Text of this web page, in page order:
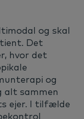
og skal
Det
hvor det
og
alt sammen
ejer. I tilfælde